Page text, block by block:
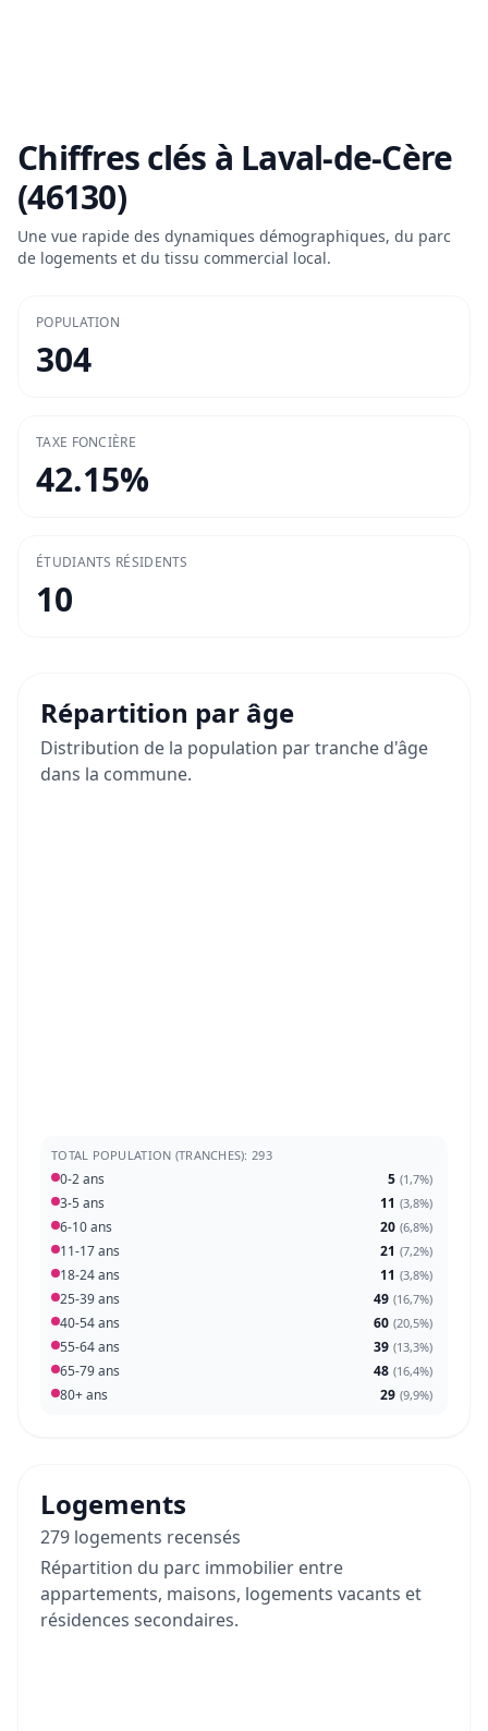
Chiffres clés à Laval-de-Cère
(46130)
Une vue rapide des dynamiques démographiques, du parc
de logements et du tissu commercial local.
POPULATION
304
TAXE FONCIÈRE
42.15%
ÉTUDIANTS RÉSIDENTS
10
Répartition par âge
Distribution de la population par tranche d'âge
dans la commune.
TOTAL POPULATION (TRANCHES): 293
0-2 ans 5 (1,7%)
3-5 ans 11 (3,8%)
6-10 ans 20 (6,8%)
11-17 ans 21 (7,2%)
18-24 ans 11 (3,8%)
25-39 ans 49 (16,7%)
40-54 ans 60 (20,5%)
55-64 ans 39 (13,3%)
65-79 ans 48 (16,4%)
80+ ans 29 (9,9%)
Logements
279 logements recensés
Répartition du parc immobilier entre
appartements, maisons, logements vacants et
résidences secondaires.